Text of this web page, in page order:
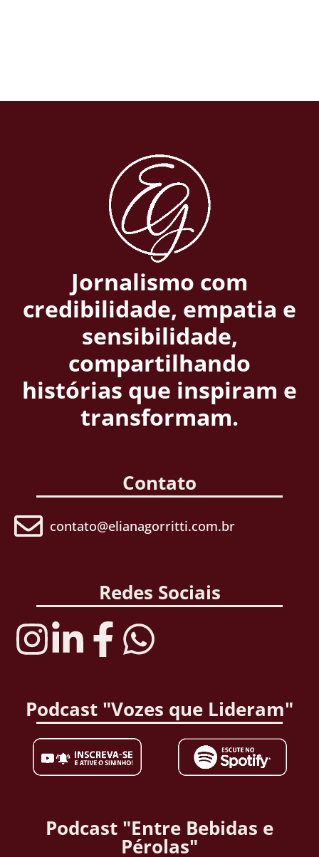
Jornalismo com
credibilidade, empatia e
sensibilidade,
compartilhando
histórias que inspiram e
transformam.
Contato
contato@elianagorritti.com.br
Redes Sociais
Podcast "Vozes que Lideram"
Podcast "Entre Bebidas e
Pérolas"